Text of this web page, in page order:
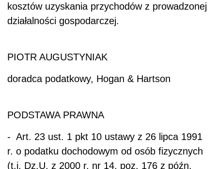
kosztów uzyskania przychodów z prowadzonej
działalności gospodarczej.
PIOTR AUGUSTYNIAK
doradca podatkowy, Hogan & Hartson
PODSTAWA PRAWNA
- Art. 23 ust. 1 pkt 10 ustawy z 26 lipca 1991
r. o podatku dochodowym od osób fizycznych
(t.j. Dz.U. z 2000 r. nr 14, poz. 176 z późn.